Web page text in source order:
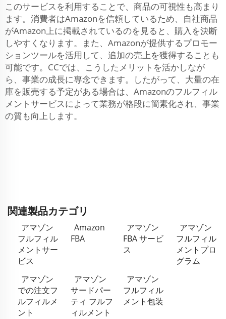
このサービスを利用することで、商品の可視性も高まり
ます。消費者はAmazonを信頼しているため、自社商品
がAmazon上に掲載されているのを見ると、購入を決断
しやすくなります。また、Amazonが提供するプロモー
ションツールを活用して、追加の売上を獲得することも
可能です。CCでは、こうしたメリットを活かしなが
ら、事業の成長に専念できます。したがって、大量の在
庫を販売する予定がある場合は、Amazonのフルフィル
メントサービスによって業務が格段に簡素化され、事業
の質も向上します。
関連製品カテゴリ
アマゾン
フルフィル
メントサー
ビス
Amazon
FBA
アマゾン
FBA サービ
ス
アマゾン
フルフィル
メントプロ
グラム
アマゾン
での注文フ
ルフィルメ
ント
アマゾン
サードパー
ティ フルフ
ィルメント
アマゾン
フルフィル
メント包装